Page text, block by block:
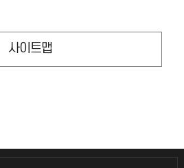
사이트맵